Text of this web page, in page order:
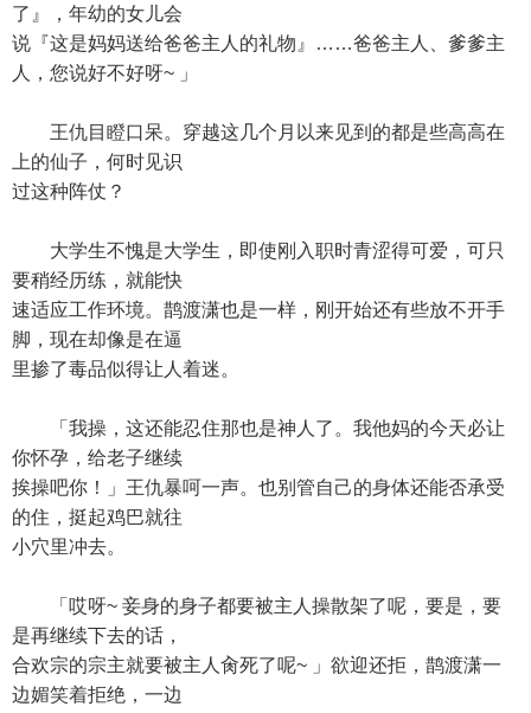
了』，年幼的女儿会
说『这是妈妈送给爸爸主人的礼物』……爸爸主人、爹爹主
人，您说好不好呀~ 」
王仇目瞪口呆。穿越这几个月以来见到的都是些高高在
上的仙子，何时见识
过这种阵仗？
大学生不愧是大学生，即使刚入职时青涩得可爱，可只
要稍经历练，就能快
速适应工作环境。鹊渡潇也是一样，刚开始还有些放不开手
脚，现在却像是在逼
里掺了毒品似得让人着迷。
「我操，这还能忍住那也是神人了。我他妈的今天必让
你怀孕，给老子继续
挨操吧你！」王仇暴呵一声。也别管自己的身体还能否承受
的住，挺起鸡巴就往
小穴里冲去。
「哎呀~ 妾身的身子都要被主人操散架了呢，要是，要
是再继续下去的话，
合欢宗的宗主就要被主人肏死了呢~ 」欲迎还拒，鹊渡潇一
边媚笑着拒绝，一边